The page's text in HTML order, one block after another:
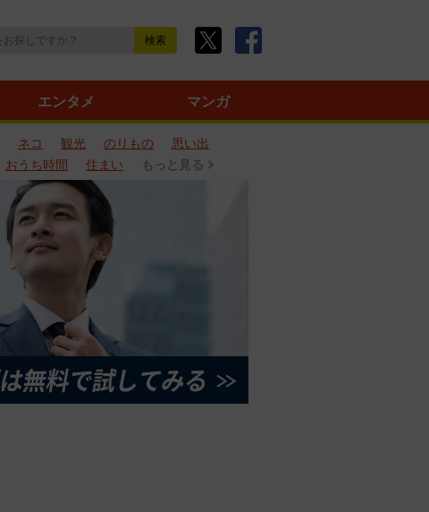
エンタメ マンガ
ネコ 観光 のりもの
思い出
おうち時間 住まい もっと見る